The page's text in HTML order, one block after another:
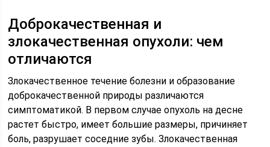
Доброкачественная и
злокачественная опухоли: чем
отличаются
Злокачественное течение болезни и образование
доброкачественной природы различаются
симптоматикой. В первом случае опухоль на десне
растет быстро, имеет большие размеры, причиняет
боль, разрушает соседние зубы. Злокачественная